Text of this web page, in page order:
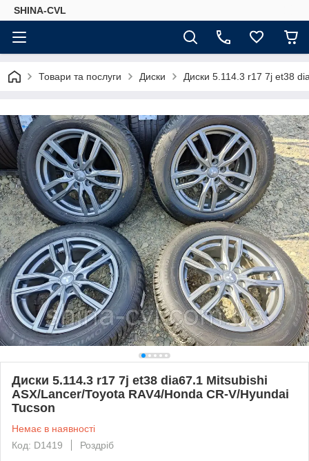
SHINA-CVL
Товари та послуги Диски Диски 5.114.3 r17 7j et38
Диски 5.114.3 r17 7j et38 dia67.1 Mitsubishi
ASX/Lancer/Toyota RAV4/Honda CR-V/Hyundai
Tucson
Немає в наявності
Код: D1419
Роздріб